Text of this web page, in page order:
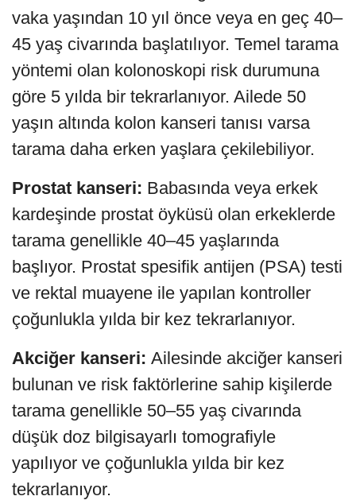
vaka yaşından 10 yıl önce veya en geç 40–
45 yaş civarında başlatılıyor. Temel tarama
yöntemi olan kolonoskopi risk durumuna
göre 5 yılda bir tekrarlanıyor. Ailede 50
yaşın altında kolon kanseri tanısı varsa
tarama daha erken yaşlara çekilebiliyor.
Prostat kanseri: Babasında veya erkek
kardeşinde prostat öyküsü olan erkeklerde
tarama genellikle 40–45 yaşlarında
başlıyor. Prostat spesifik antijen (PSA) testi
ve rektal muayene ile yapılan kontroller
çoğunlukla yılda bir kez tekrarlanıyor.
Akciğer kanseri: Ailesinde akciğer kanseri
bulunan ve risk faktörlerine sahip kişilerde
tarama genellikle 50–55 yaş civarında
düşük doz bilgisayarlı tomografiyle
yapılıyor ve çoğunlukla yılda bir kez
tekrarlanıyor.